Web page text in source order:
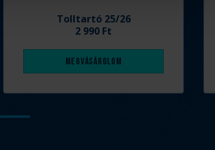
Tolltartó 25/26
2 990 Ft
Megvásárolom